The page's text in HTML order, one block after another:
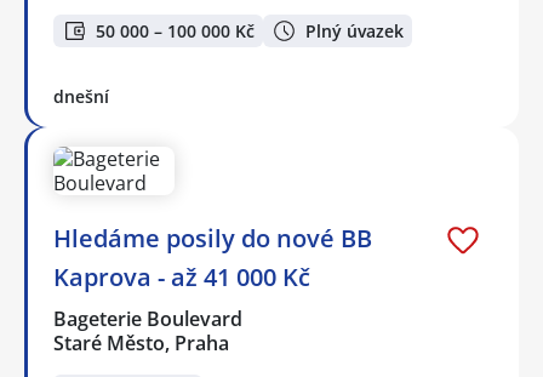
50 000 – 100 000 Kč Plný úvazek
dnešní
Hledáme posily do nové BB
Kaprova - až 41 000 Kč
Bageterie Boulevard
Staré Město, Praha